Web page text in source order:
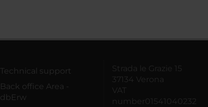
Technical support
Back office Area -
dbErw
Strada le Grazie 15
37134 Verona
VAT
number01541040232